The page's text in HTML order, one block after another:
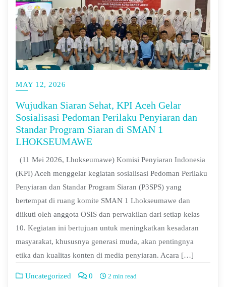
MAY 12, 2026
Wujudkan Siaran Sehat, KPI Aceh Gelar
Sosialisasi Pedoman Perilaku Penyiaran dan
Standar Program Siaran di SMAN 1
LHOKSEUMAWE
(11 Mei 2026, Lhokseumawe) Komisi Penyiaran Indonesia
(KPI) Aceh menggelar kegiatan sosialisasi Pedoman Perilaku
Penyiaran dan Standar Program Siaran (P3SPS) yang
bertempat di ruang komite SMAN 1 Lhokseumawe dan
diikuti oleh anggota OSIS dan perwakilan dari setiap kelas
10. Kegiatan ini bertujuan untuk meningkatkan kesadaran
masyarakat, khususnya generasi muda, akan pentingnya
etika dan kualitas konten di media penyiaran. Acara […]
Uncategorized 0 2 min read